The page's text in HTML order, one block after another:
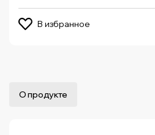
В избранное
О продукте